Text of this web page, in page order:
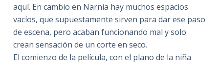
aquí. En cambio en Narnia hay muchos espacios
vacíos, que supuestamente sirven para dar ese paso
de escena, pero acaban funcionando mal y solo
crean sensación de un corte en seco.
El comienzo de la película, con el plano de la niña